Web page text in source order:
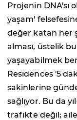
Projenin DNA'sı
yaşam'
değer katan her
alması, üstelik
yaşayabilmek
Residences '5
sakinlerine
sağlıyor. Bu da
trafikte değil;